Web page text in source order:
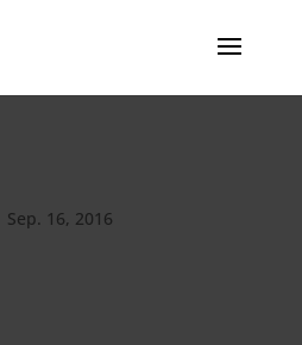
Sep. 16, 2016